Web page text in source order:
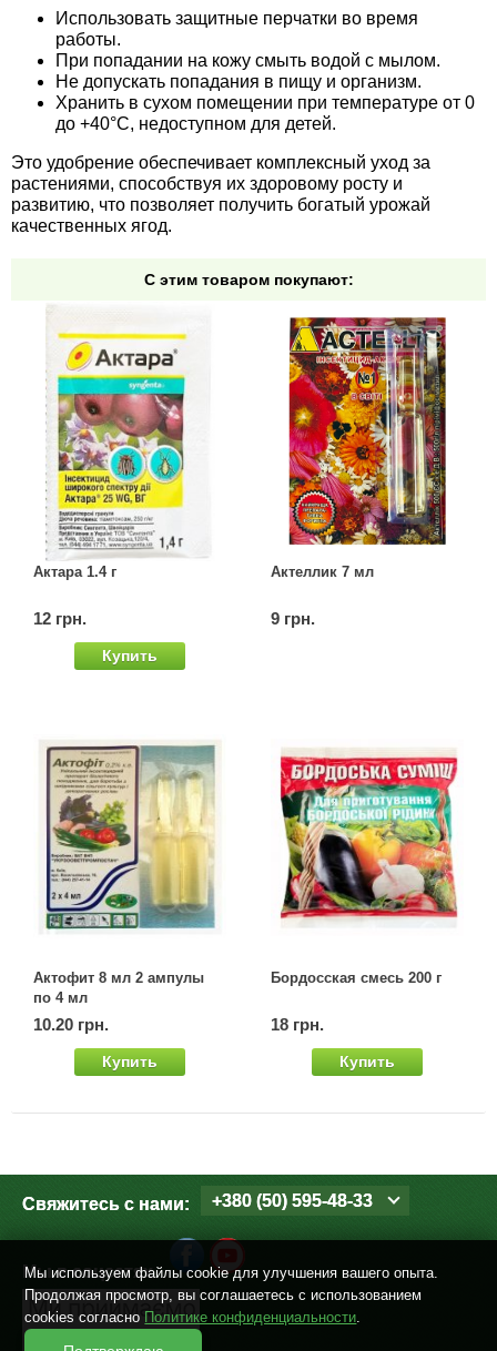
Использовать защитные перчатки во время
работы.
При попадании на кожу смыть водой с мылом.
Не допускать попадания в пищу и организм.
Хранить в сухом помещении при температуре от 0
до +40°C, недоступном для детей.
Это удобрение обеспечивает комплексный уход за
растениями, способствуя их здоровому росту и
развитию, что позволяет получить богатый урожай
качественных ягод.
С этим товаром покупают:
Актара 1.4 г
12 грн.
Купить
Актеллик 7 мл
9 грн.
Актофит 8 мл 2 ампулы
по 4 мл
10.20 грн.
Купить
Бордосская смесь 200 г
18 грн.
Купить
Свяжитесь с нами: +380 (50) 595-48-33
Мы в соцсетях
Мы используем файлы cookie для улучшения вашего опыта.
Продолжая просмотр, вы соглашаетесь с использованием
cookies согласно Политике конфиденциальности.